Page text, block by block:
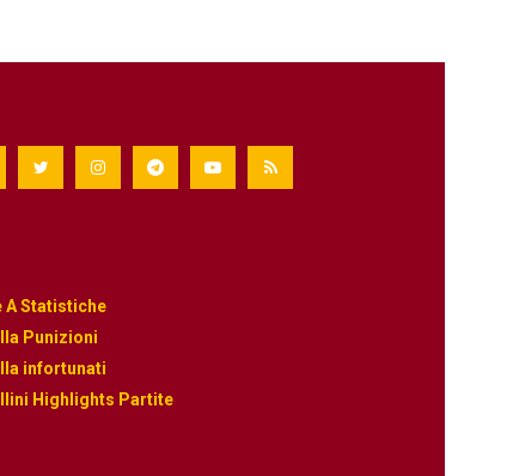
A Statistiche
Punizioni
infortunati
Highlights Partite